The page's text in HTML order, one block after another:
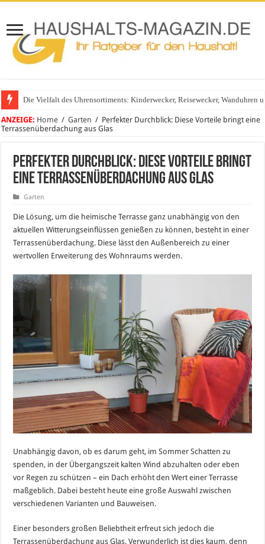
Die Vielfalt des Uhrensortiments: Kinderwecker, Reisewecker, Wanduhren
ANZEIGE: Home / Garten / Perfekter Durchblick: Diese Vorteile bringt eine
Terrassenüberdachung aus Glas
Perfekter Durchblick: Diese Vorteile bringt
eine Terrassenüberdachung aus Glas
Garten
Die Lösung, um die heimische Terrasse ganz unabhängig von den
aktuellen Witterungseinflüssen genießen zu können, besteht in einer
Terrassenüberdachung. Diese lässt den Außenbereich zu einer
wertvollen Erweiterung des Wohnraums werden.
Unabhängig davon, ob es darum geht, im Sommer Schatten zu
spenden, in der Übergangszeit kalten Wind abzuhalten oder eben
vor Regen zu schützen – ein Dach erhöht den Wert einer Terrasse
maßgeblich. Dabei besteht heute eine große Auswahl zwischen
verschiedenen Varianten und Bauweisen.
Einer besonders großen Beliebtheit erfreut sich jedoch die
Terrassenüberdachung aus Glas. Verwunderlich ist dies kaum, denn